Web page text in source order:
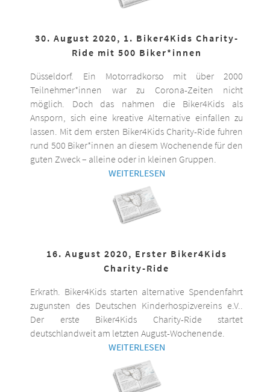
30. August 2020, 1. Biker4Kids Charity-
Ride mit 500 Biker*innen
Düsseldorf. Ein Motorradkorso mit über 2000
Teilnehmer*innen war zu Corona-Zeiten nicht
möglich. Doch das nahmen die Biker4Kids als
Ansporn, sich eine kreative Alternative einfallen zu
lassen. Mit dem ersten Biker4Kids Charity-Ride fuhren
rund 500 Biker*innen an diesem Wochenende für den
guten Zweck – alleine oder in kleinen Gruppen.
WEITERLESEN
16. August 2020, Erster Biker4Kids
Charity-Ride
Erkrath. Biker4Kids starten alternative Spendenfahrt
zugunsten des Deutschen Kinderhospizvereins e.V..
Der erste Biker4Kids Charity-Ride startet
deutschlandweit am letzten August-Wochenende.
WEITERLESEN